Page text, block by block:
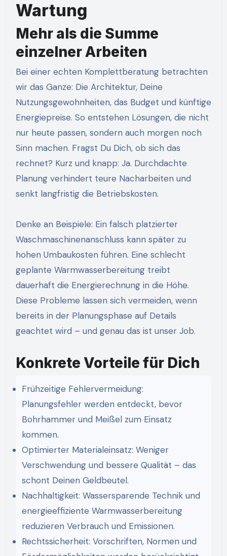
Wartung
Mehr als die Summe
einzelner Arbeiten
Bei einer echten Komplettberatung betrachten
wir das Ganze: Die Architektur, Deine
Nutzungsgewohnheiten, das Budget und künftige
Energiepreise. So entstehen Lösungen, die nicht
nur heute passen, sondern auch morgen noch
Sinn machen. Fragst Du Dich, ob sich das
rechnet? Kurz und knapp: Ja. Durchdachte
Planung verhindert teure Nacharbeiten und
senkt langfristig die Betriebskosten.
Denke an Beispiele: Ein falsch platzierter
Waschmaschinenanschluss kann später zu
hohen Umbaukosten führen. Eine schlecht
geplante Warmwasserbereitung treibt
dauerhaft die Energierechnung in die Höhe.
Diese Probleme lassen sich vermeiden, wenn
bereits in der Planungsphase auf Details
geachtet wird – und genau das ist unser Job.
Konkrete Vorteile für Dich
Frühzeitige Fehlervermeidung:
Planungsfehler werden entdeckt, bevor
Bohrhammer und Meißel zum Einsatz
kommen.
Optimierter Materialeinsatz: Weniger
Verschwendung und bessere Qualität – das
schont Deinen Geldbeutel.
Nachhaltigkeit: Wassersparende Technik und
energieeffiziente Warmwasserbereitung
reduzieren Verbrauch und Emissionen.
Rechtssicherheit: Vorschriften, Normen und